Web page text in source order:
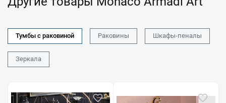
Тумбы с раковиной Раковины Шкафы-пеналы
Зеркала